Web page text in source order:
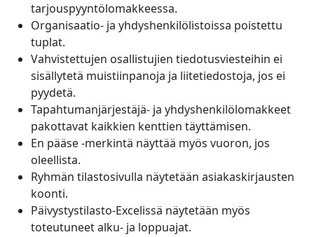
tarjouspyyntölomakkeessa.
Organisaatio- ja yhdyshenkilölistoissa poistettu
tuplat.
Vahvistettujen osallistujien tiedotusviesteihin ei
sisällytetä muistiinpanoja ja liitetiedostoja, jos ei
pyydetä.
Tapahtumanjärjestäjä- ja yhdyshenkilölomakkeet
pakottavat kaikkien kenttien täyttämisen.
En pääse -merkintä näyttää myös vuoron, jos
oleellista.
Ryhmän tilastosivulla näytetään asiakaskirjausten
koonti.
Päivystystilasto-Excelissä näytetään myös
toteutuneet alku- ja loppuajat.